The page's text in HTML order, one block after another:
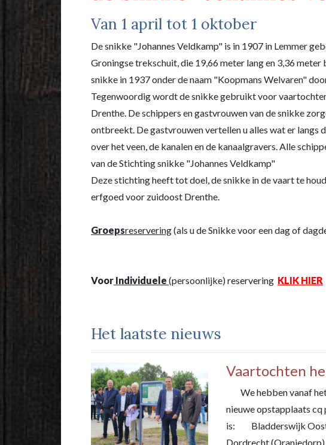
Van 1 april tot 1 oktober
De snikke "Johannes Veldkamp" is in 1907 in Lemmer
Groningse trekschuit, die 19,66 meter lang en 3,36 meter
snikke in 1937 onder de naam "Koopmans Welvaren"
Tegenwoordig wordt de snikke gebruikt voor
Drenthe. De schippers en gastvrouwen van de snikke
ontbreekt. De gastvrouwen vertellen u alles wat er langs
over het veen, de kanalen en de kanaalgravers. Alle
van de Stichting snikke "Johannes Veldkamp"
Deze stichting heeft tot doel, de snikke in de vaart te
erfgoed voor zuidoost Drenthe.
Groepsreservering(als u de Snikke voor een dag of
Voor Individuele (persoonlijke) reservering KLIK HIER
Het laatste nieuws
Vaartochten
We hebben vanaf het
nieuwe opstapplaats
is: Bladderswijk
Dordrecht